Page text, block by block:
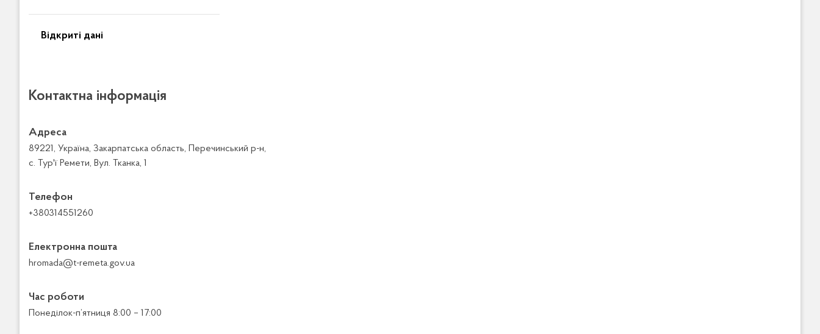
Відкриті дані
Контактна інформація
Адреса
89221, Україна, Закарпатська область, Перечинський р-н,
с. Тур'ї Ремети, Вул. Тканка, 1
Телефон
+380314551260
Електронна пошта
hromada@t-remeta.gov.ua
Час роботи
Понеділок-п’ятниця 8:00 – 17:00